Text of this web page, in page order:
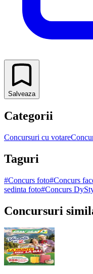
Salveaza
Categorii
Concursuri cu votare
Taguri
#Concurs foto#Concurs
sedinta foto#Concurs
Concursuri